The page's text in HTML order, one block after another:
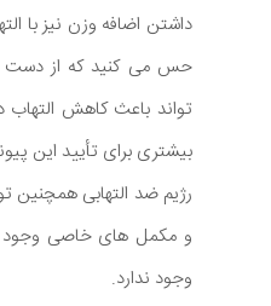
داشتن اضافه وزن نیز با
حس می کنید که از
تواند باعث کاهش
بیشتری برای تأیید این
رژیم ضد التهابی همچنین
و مکمل های خاصی وجود
وجود ندارد.